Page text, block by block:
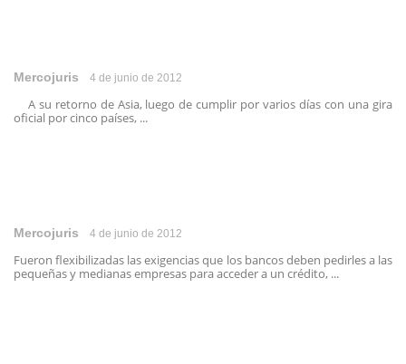
Mercojuris 4 de junio de 2012
A su retorno de Asia, luego de cumplir por varios días con una gira
oficial por cinco países, ...
Mercojuris 4 de junio de 2012
Fueron flexibilizadas las exigencias que los bancos deben pedirles a las
pequeñas y medianas empresas para acceder a un crédito, ...